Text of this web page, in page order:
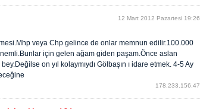
12 Mart 2012 Pazartesi 19:26
veya Chp gelince de onlar memnun edilir.100.000
için gelen ağam giden paşam.Önce aslan
on yıl kolaymıydı Gölbaşın ı idare etmek. 4-5 Ay
178.233.156.47